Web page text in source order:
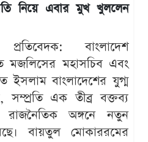
নিয়ে এবার মুখ খুললেন
প্রতিবেদক: বাংলাদেশ
মজলিসের মহাসচিব এবং
ইসলাম বাংলাদেশের যুগ্ম
এক তীব্র বক্তব্য
রাজনৈতিক অঙ্গনে নতুন
বায়তুল মোকাররমের